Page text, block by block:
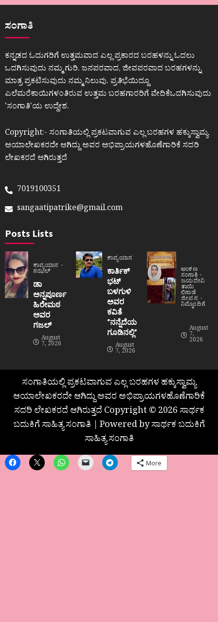
ಸಂಗಾತಿ
ಕನ್ನಡದ ಓದುಗರಿಗೆ ಉತ್ತಮವಾದ ಎಲ್ಲ ಪ್ರಕಾರದ ಬರಹಳನ್ನು ಓದಲು
ಒದಗಿಸುವುದು ನಮ್ಮ ಗುರಿ. ಜನಪರವಾದ, ಜೀವಪರವಾದ ಬರಹಗಳನ್ನು
ಮಾತ್ರ ಪ್ರಕಟಿಸುವುದು ನಮ್ಮ ನಿಲುವು. ಪ್ರತಿಭೆಯಿದ್ದೂ
ಎಲೆಮರೆಕಾಯಿಗಳಂತಿರುವ ಉತ್ತಮ ಬರಹಗಾರರಿಗೆ ವೇದಿಕೆಒದಗಿಸುವುದು
ʼಸಂಗಾತಿʼಯ ಉದ್ದೇಶ.
Copyright:- ಸಂಗಾತಿಯಲ್ಲಿ ಪ್ರಕಟವಾಗುವ ಎಲ್ಲ ಬರಹಗಳ ಹಕ್ಕುಸ್ವಾಮ್ಯ
ಆಯಾಲೇಖಕರದೇ ಆಗಿದ್ದು ಅವರ ಅಭಿಪ್ರಾಯಗಳಹೊಣೆಗಾರಿಕೆ ಸದರಿ
ಲೇಖಕರದೆ ಆಗಿರುತ್ತದೆ
7019100351
sangaatipatrike@gmail.com
Posts Lists
ಕಾವ್ಯಯಾನ
ಗಝಲ್
ಡಾ
ಅನ್ನಪೂರ್ಣ
ಹಿರೇಮಠ
ಅವರ
ಗಜಲ್
August
7, 2026
ಕಾವ್ಯಯಾನ
ಕಾರ್ತಿಕ್
ಭಟ್
ಬಳಗುಳಿ
ಅವರ
ಕವಿತೆ
“ನನ್ನೆದೆಯ
ಗೂಡಿನಲ್ಲಿ”
August
7, 2026
ಅಂಕಣ
ಸಂಗಾತಿ
ಜಯದೇವಿ
ತಾಯಿ
ಲಿಗಾಡೆ
ಜೀವನ
ನಿಮ್ಮೊಂದಿಗೆ
August
7,
2026
ಸಂಗಾತಿಯಲ್ಲಿ ಪ್ರಕಟವಾಗುವ ಎಲ್ಲ ಬರಹಗಳ ಹಕ್ಕುಸ್ವಾಮ್ಯ
ಆಯಾಲೇಖಕರದೇ ಆಗಿದ್ದು ಅವರ ಅಭಿಪ್ರಾಯಗಳಹೊಣೆಗಾರಿಕೆ
ಸದರಿ ಲೇಖಕರದೆ ಆಗಿರುತ್ತದೆ Copyright © 2026 ಸಾರ್ಥಕ
ಬದುಕಿಗೆ ಸಾಹಿತ್ಯ ಸಂಗಾತಿ | Powered by ಸಾರ್ಥಕ ಬದುಕಿಗೆ
ಸಾಹಿತ್ಯ ಸಂಗಾತಿ
More